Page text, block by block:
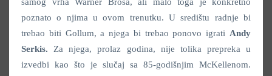
poznato o njima u ovom trenutku. U središtu radnje bi
trebao biti Gollum, a njega bi trebao ponovo igrati Andy
Serkis. Za njega, prolaz godina, nije tolika prepreka u
izvedbi kao što je slučaj sa 85-godišnjim McKellenom.